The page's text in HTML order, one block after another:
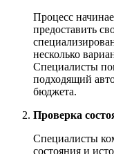
Процесс
предоставить
несколько
Специалисты
подходящий
бюджета.
Проверка
Специалисты
состояния и